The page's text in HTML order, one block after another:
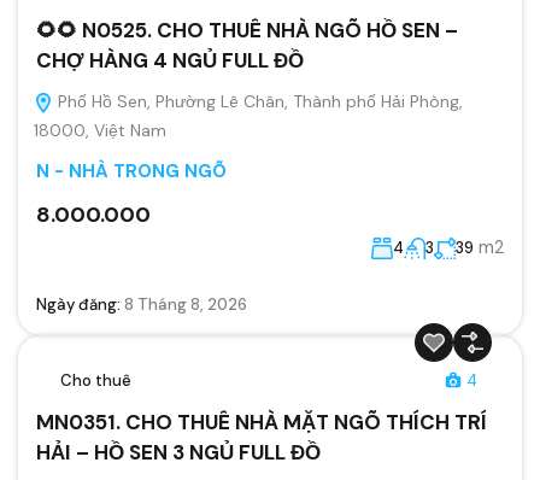
🌻🌻 N0525. CHO THUÊ NHÀ NGÕ HỒ SEN –
CHỢ HÀNG 4 NGỦ FULL ĐỒ
Phố Hồ Sen, Phường Lê Chân, Thành phố Hải Phòng,
18000, Việt Nam
N - NHÀ TRONG NGÕ
8.000.000
4 3 39 m2
Ngày đăng: 8 Tháng 8, 2026
Cho thuê 4
MN0351. CHO THUÊ NHÀ MẶT NGÕ THÍCH TRÍ
HẢI – HỒ SEN 3 NGỦ FULL ĐỒ